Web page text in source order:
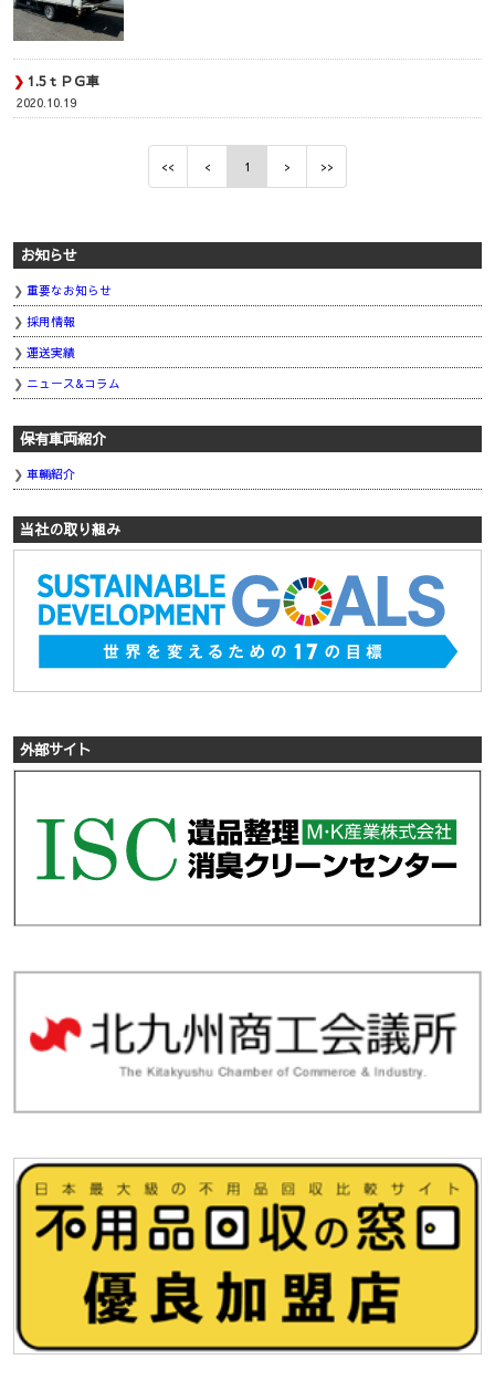
1.5ｔＰＧ車
2020.10.19
1
お知らせ
重要なお知らせ
採用情報
運送実績
ニュース&コラム
保有車両紹介
車輛紹介
当社の取り組み
外部サイト